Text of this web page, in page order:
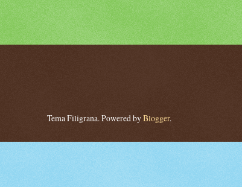
Tema Filigrana. Powered byBlogger.